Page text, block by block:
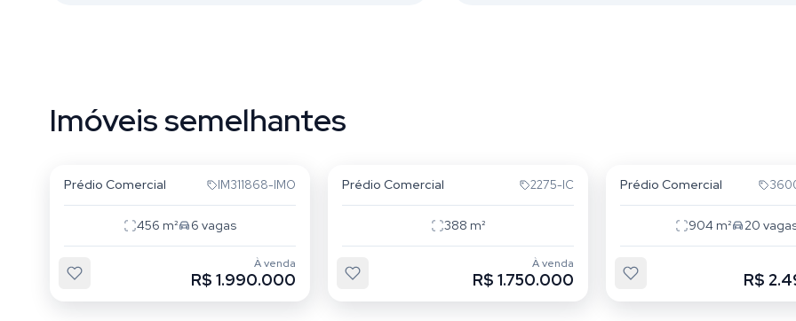
Imóveis semelhantes
Prédio Comercial IM311868-IMO
456 m² 6 vagas
À venda
R$ 1.990.000
Prédio Comercial 2275-IC
388 m²
À venda
R$ 1.750.000
Prédio Comercial
904 m² 20
R$